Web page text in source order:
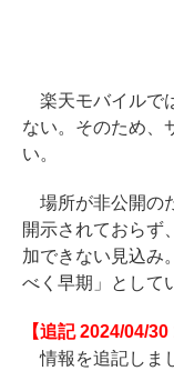
楽天モバイルで
ない。そのため、
い。
場所が非公開の
開示されておらず
加できない見込み
べく早期」として
【追記 2024/04/30
情報を追記しま